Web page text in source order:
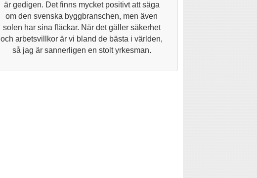
är gedigen. Det finns mycket positivt att säga
om den svenska byggbranschen, men även
solen har sina fläckar. När det gäller säkerhet
och arbetsvillkor är vi bland de bästa i världen,
så jag är sannerligen en stolt yrkesman.